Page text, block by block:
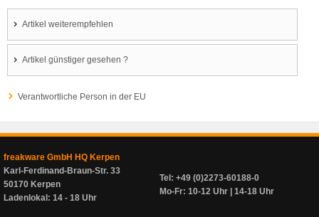
Artikel weiterempfehlen
Artikel günstiger gesehen ?
Verantwortliche Person in der EU
freakware GmbH HQ Kerpen
Karl-Ferdinand-Braun-Str. 33
50170 Kerpen
Ladenlokal: 14 - 18 Uhr
Tel: +49 (0)2273-60188-0
Mo-Fr: 10-12 Uhr | 14-18 Uhr